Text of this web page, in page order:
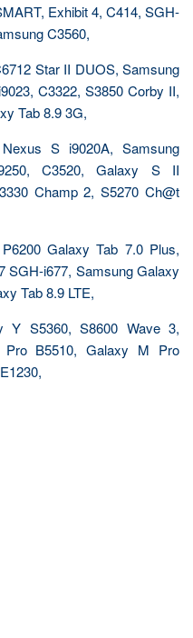
Exhibit 4, C414, SGH-
C3560,
Star II DUOS, Samsung
C3322, S3850 Corby II,
Tab 8.9 3G,
S i9020A, Samsung
C3520, Galaxy S II
Champ 2, S5270 Ch@t
Galaxy Tab 7.0 Plus,
SGH-i677, Samsung Galaxy
Tab 8.9 LTE,
Y S5360, S8600 Wave 3,
Pro B5510, Galaxy M Pro